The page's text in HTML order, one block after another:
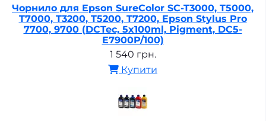
Чорнило для Epson SureColor SC-T3000, T5000,
T7000, T3200, T5200, T7200, Epson Stylus Pro
7700, 9700 (DCTec, 5x100ml, Pigment, DC5-
E7900P/100)
1 540 грн.
Купити